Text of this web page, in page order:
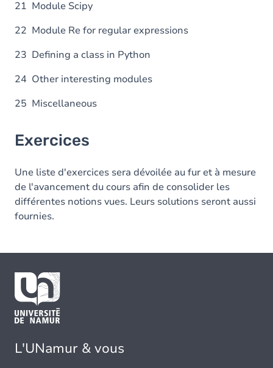
21 Module Scipy
22 Module Re for regular expressions
23 Defining a class in Python
24 Other interesting modules
25 Miscellaneous
Exercices
Une liste d'exercices sera dévoilée au fur et à mesure
de l'avancement du cours afin de consolider les
différentes notions vues. Leurs solutions seront aussi
fournies.
L'UNamur & vous